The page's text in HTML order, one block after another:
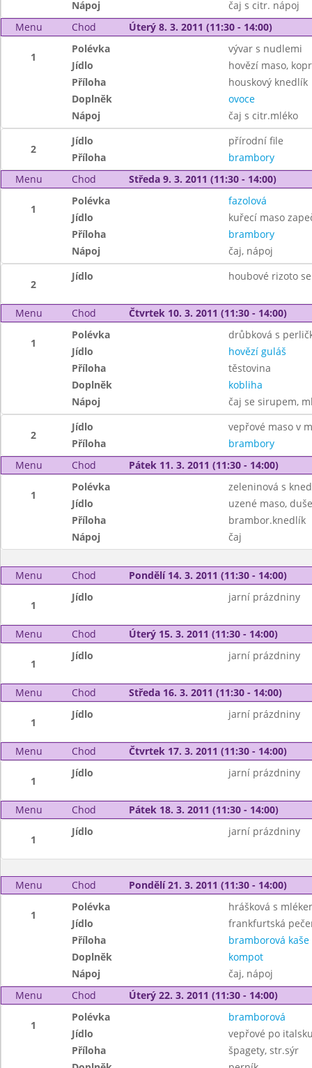
Nápoj
čaj s citr. nápoj
Menu
Chod Úterý 8. 3. 2011 (11:30 - 14:00)
1
Polévka
vývar s nudlemi
Jídlo
hovězí maso,
Příloha
houskový knedlík
Doplněk
ovoce
Nápoj
čaj s citr.mléko
2
Jídlo
přírodní file
Příloha
brambory
Menu
Chod Středa 9. 3. 2011 (11:30 - 14:00)
1
Polévka
fazolová
Jídlo
kuřecí maso
Příloha
brambory
Nápoj
čaj, nápoj
2
Jídlo houbové rizoto
Menu Chod Čtvrtek 10. 3. 2011 (11:30 - 14:00)
1
Polévka
drůbková s
Jídlo
hovězí guláš
Příloha
těstovina
Doplněk
kobliha
Nápoj
čaj se sirupem,
2
Jídlo
vepřové maso v
Příloha
brambory
Menu
Chod Pátek 11. 3. 2011 (11:30 - 14:00)
1
Polévka
zeleninová s
Jídlo
uzené maso,
Příloha
brambor.knedlík
Nápoj
čaj
Menu Chod Pondělí 14. 3. 2011 (11:30 - 14:00)
1
Jídlo jarní prázdniny
Menu Chod Úterý 15. 3. 2011 (11:30 - 14:00)
1
Jídlo jarní prázdniny
Menu Chod Středa 16. 3. 2011 (11:30 - 14:00)
1
Jídlo jarní prázdniny
Menu Chod Čtvrtek 17. 3. 2011 (11:30 - 14:00)
1
Jídlo jarní prázdniny
Menu Chod Pátek 18. 3. 2011 (11:30 - 14:00)
1
Jídlo jarní prázdniny
Menu Chod Pondělí 21. 3. 2011 (11:30 - 14:00)
1
Polévka
hrášková s
Jídlo
frankfurtská
Příloha
bramborová kaše
Doplněk
kompot
Nápoj
čaj, nápoj
Menu
Chod Úterý 22. 3. 2011 (11:30 - 14:00)
1
Polévka
bramborová
Jídlo
vepřové po
Příloha
špagety, str.sýr